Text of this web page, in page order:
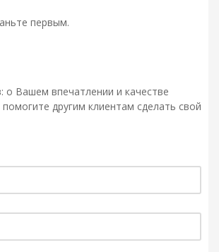
первым.
о Вашем впечатлении и качестве
другим клиентам сделать свой